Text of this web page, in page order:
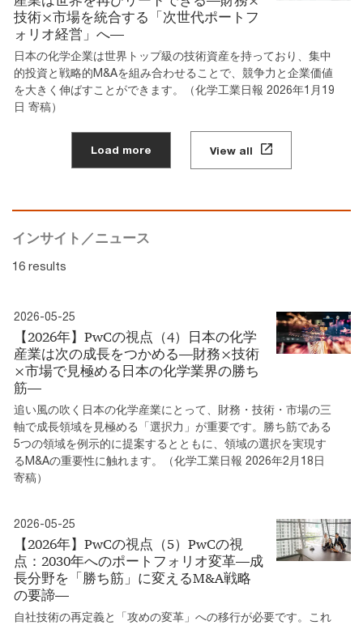
技術×市場を統合する「次世代ポートフ
ォリオ経営」へ―
日本の化学企業は世界トップ級の技術資産を持っており、集中
的投資と戦略的M&Aを組み合わせることで、競争力と企業価値
を大きく伸ばすことができます。（化学工業日報 2026年1月19
日 寄稿）
Load more View all
インサイト／ニュース
16 results
2026-05-25
【2026年】PwCの視点（4）日本の化学
産業は次の成長をつかめる―財務×技術
×市場で見極める日本の化学業界の勝ち
筋―
追い風の吹く日本の化学産業にとって、財務・技術・市場の三
軸で成長領域を見極める「選択力」が重要です。勝ち筋である
5つの領域を例示的に提案するとともに、領域の選択を実現す
るM&Aの重要性に触れます。（化学工業日報 2026年2月18日
寄稿）
2026-05-25
【2026年】PwCの視点（5）PwCの視
点：2030年へのポートフォリオ変革―成
長分野を「勝ち筋」に変えるM&A戦略
の要諦―
自社技術の再定義と「攻めの変革」への移行が必要です。これ